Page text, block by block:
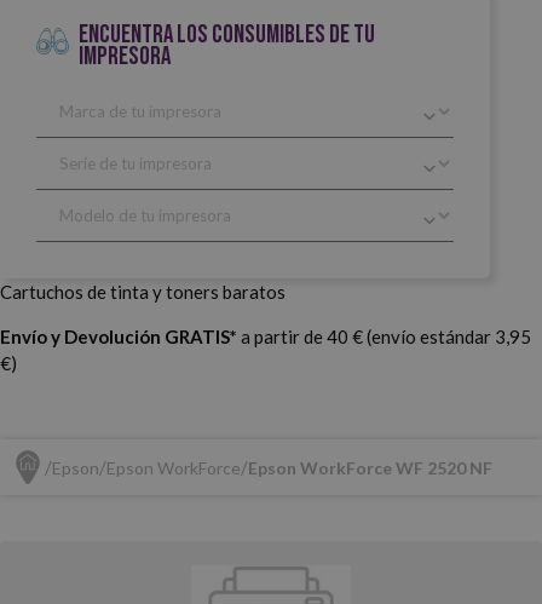
ENCUENTRA LOS CONSUMIBLES DE TU
IMPRESORA
Cartuchos de tinta y toners baratos
Envío y Devolución GRATIS* a partir de 40 € (envío estándar 3,95
€)
Epson Epson WorkForce Epson WorkForce WF 2520 NF